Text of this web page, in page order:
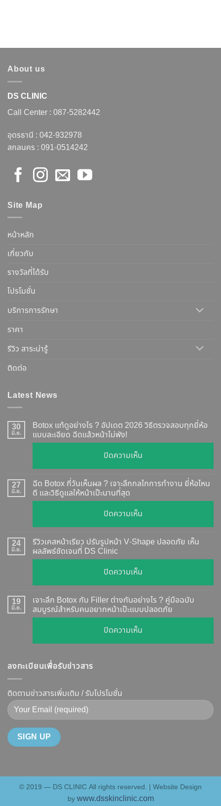
About us
DS CLINIC
Call Center : 087-5282442
อุดรธานี : 042-932978
สกลนคร : 091-0514242
Site Map
หน้าหลัก
เกี่ยวกับ
รางวัลที่ได้รับ
โปรโมชั่น
บริการการรักษา
ราคา
รีวิว สาระน่ารู้
ติดต่อ
Latest News
30
มิ.ย.
Botox แท้ดูอย่างไร ? อัปเดต 2026 วิธีตรวจสอบทุกยี่ห้อ
แบบละเอียด ฉีดแล้วหน้าไม่พัง!
ปิดความเห็น
Botox
แท้
อย่างไร
อัปเดต
2026
ยี่ห้อ
แบบ
27
มิ.ย.
ฉีด Botox กี่วันเห็นผล ? เจาะลึกกลไกการทำงาน ยี่ห้อไหน
ดี และวิธีดูแลให้หน้าเป๊ะนานที่สุด
ปิดความเห็น
ฉีด
Botox
วัน
ผล
?
เจาะ
ดี
วิธี
นาน
ที่สุด
24
มิ.ย.
รีวิวเคสหน้าเรียว ปรับรูปหน้า V-Shape ปลอดภัย เห็น
ผลลัพธ์ชัดเจนที่ DS Clinic
ปิดความเห็น
รีวิว
เคส
หน้า
เรียว
รูป
ผลลัพธ์
19
มิ.ย.
เจาะลึก Botox กับ Filler ต่างกันอย่างไร ? คู่มือฉบับ
สมบูรณ์สำหรับคนอยากหน้าเป๊ะแบบปลอดภัย
ปิดความเห็น
เจาะ
ต่าง
สมบูรณ์
สำหรับ
คน
ลงทะเบียนเพื่อรับข่าวสาร
ติดตามข่าวสารเพิ่มเติม / รับโปรโมชั่น
© 2019 — DS CLINIC All rights reserved. | Website Design
bywww.dsskinclinic.com